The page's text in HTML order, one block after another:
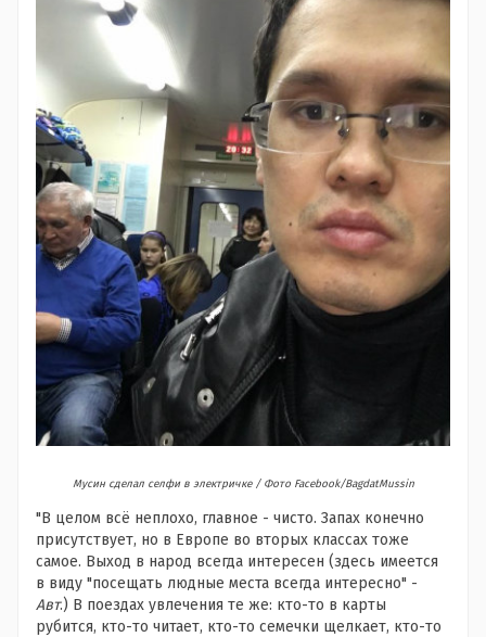
Мусин сделал селфи в электричке / Фото Facebook/BagdatMussin
"В целом всё неплохо, главное - чисто. Запах конечно
присутствует, но в Европе во вторых классах тоже
самое. Выход в народ всегда интересен (здесь имеется
в виду "посещать людные места всегда интересно" -
Авт.) В поездах увлечения те же: кто-то в карты
рубится, кто-то читает, кто-то семечки щелкает, кто-то